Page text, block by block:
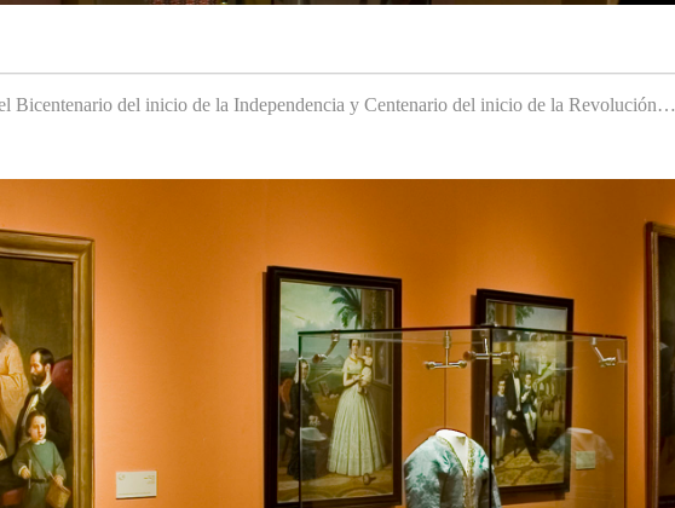
Bicentenario del inicio de la Independencia y Centenario del inicio de la Revolución…